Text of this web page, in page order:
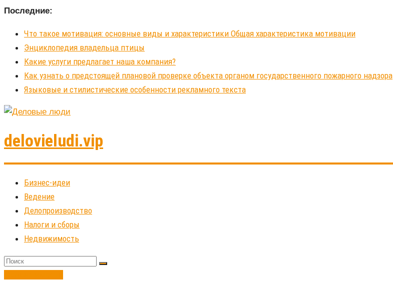
Последние:
Что такое мотивация: основные виды и характеристики Общая характеристика мотивации
Энциклопедия владельца птицы
Какие услуги предлагает наша компания?
Как узнать о предстоящей плановой проверке объекта органом государственного пожарного надзора
Языковые и стилистические особенности рекламного текста
delovieludi.vip
Бизнес-идеи
Ведение
Делопроизводство
Налоги и сборы
Недвижимость